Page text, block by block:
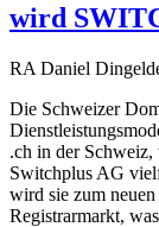
wird
RA Daniel
Die Schweizer
.ch in der
Switchplus AG
wird sie zum
Registrarmarkt,